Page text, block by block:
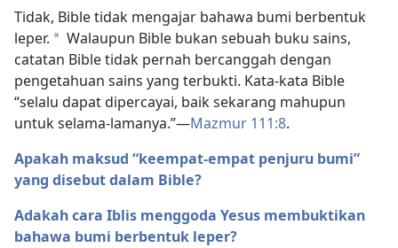
Tidak, Bible tidak mengajar bahawa bumi berbentuk
leper. a Walaupun Bible bukan sebuah buku sains,
catatan Bible tidak pernah bercanggah dengan
pengetahuan sains yang terbukti. Kata-kata Bible
“selalu dapat dipercayai, baik sekarang mahupun
untuk selama-lamanya.”​—Mazmur 111:8.
Apakah maksud “keempat-empat penjuru bumi”
yang disebut dalam Bible?
Adakah cara Iblis menggoda Yesus membuktikan
bahawa bumi berbentuk leper?